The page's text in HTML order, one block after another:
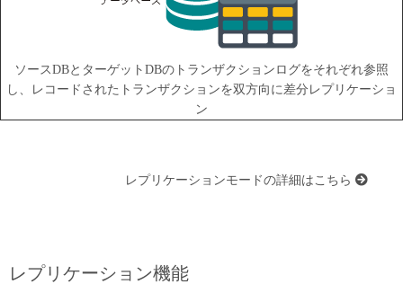
ソースDBとターゲットDBのトランザクションログをそれぞれ参照
し、レコードされたトランザクションを双方向に差分レプリケーショ
ン
レプリケーションモードの詳細はこちら
レプリケーション機能